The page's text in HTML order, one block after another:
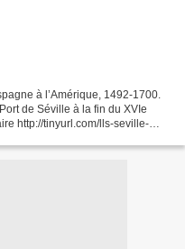
à l’Amérique, 1492-1700.
de Séville à la fin du XVIe
http://tinyurl.com/lls-seville-